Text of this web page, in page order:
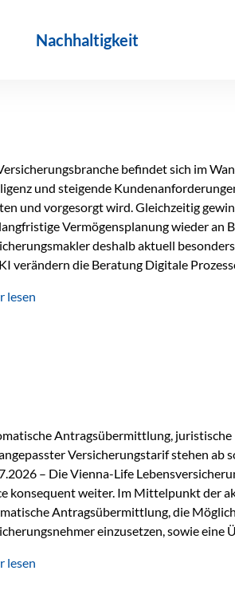
Nachhaltigkeit
befindet sich im
und steigende
und vorgesorgt wird. Gleichzeitig
Vermögensplanung wieder an
deshalb aktuell
verändern die Beratung Digitale
Abläufe und schaffen mehr Zeit
lesen
Antragsübermittlung, juristische
Versicherungstarif stehen ab
– Die Vienna-Life
konsequent weiter. Im Mittelpunkt der
Antragsübermittlung, die
einzusetzen, sowie eine
für Vertriebspartner deutlich
lesen